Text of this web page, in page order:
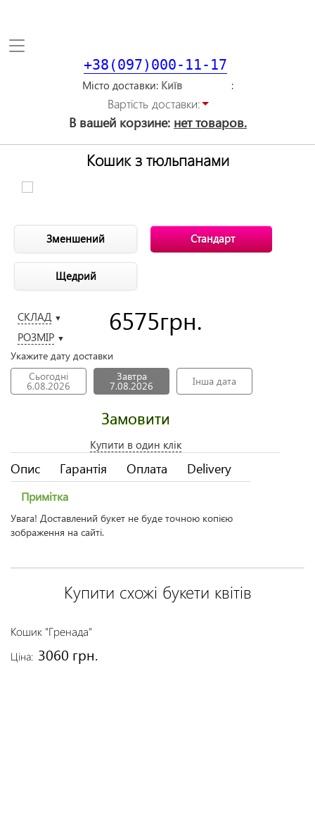
Toggle
+38(097)000-11-17
Місто доставки
Вартiсть доставки:
В вашей корзине: нет товаров.
Кошик з тюльпанами
Зменшений Стандарт
Щедрий
СКЛАД ▼
РОЗМІР ▼
6575грн.
Укажите дату доставки
Сьогодні
6.08.2026
Завтра
7.08.2026 Інша дата
Замовити
Купити в один клік
Опис Гарантія Оплата Delivery
Примітка
Увага! Доставлений букет не буде точною копією
зображення на сайті.
Купити схожі букети квітів
Кошик "Гренада"
Ціна: 3060 грн.